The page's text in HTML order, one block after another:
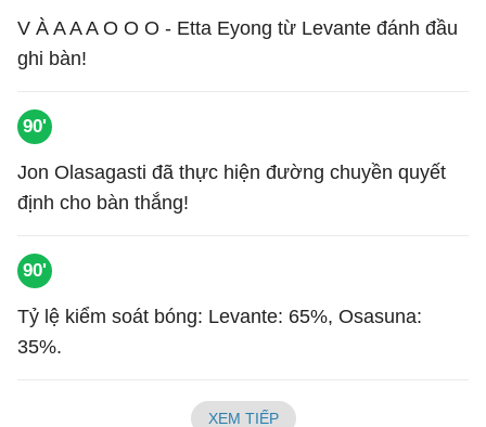
V À A A A O O O - Etta Eyong từ Levante đánh đầu
ghi bàn!
90'
Jon Olasagasti đã thực hiện đường chuyền quyết
định cho bàn thắng!
90'
Tỷ lệ kiểm soát bóng: Levante: 65%, Osasuna:
35%.
XEM TIẾP